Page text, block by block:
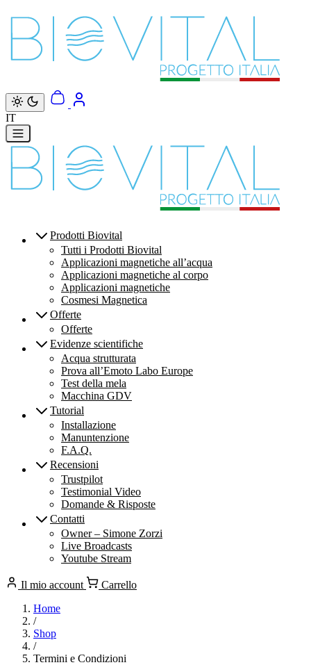
Vai direttamente ai contenuti
IT
Prodotti Biovital
Tutti i Prodotti Biovital
Applicazioni magnetiche all’acqua
Applicazioni magnetiche al corpo
Applicazioni magnetiche
Cosmesi Magnetica
Offerte
Offerte
Evidenze scientifiche
Acqua strutturata
Prova all’Emoto Labo Europe
Test della mela
Macchina GDV
Tutorial
Installazione
Manuntenzione
F.A.Q.
Recensioni
Trustpilot
Testimonial Video
Domande & Risposte
Contatti
Owner – Simone Zorzi
Live Broadcasts
Youtube Stream
Il mio account
Carrello
Home
/
Shop
/
Termini e Condizioni